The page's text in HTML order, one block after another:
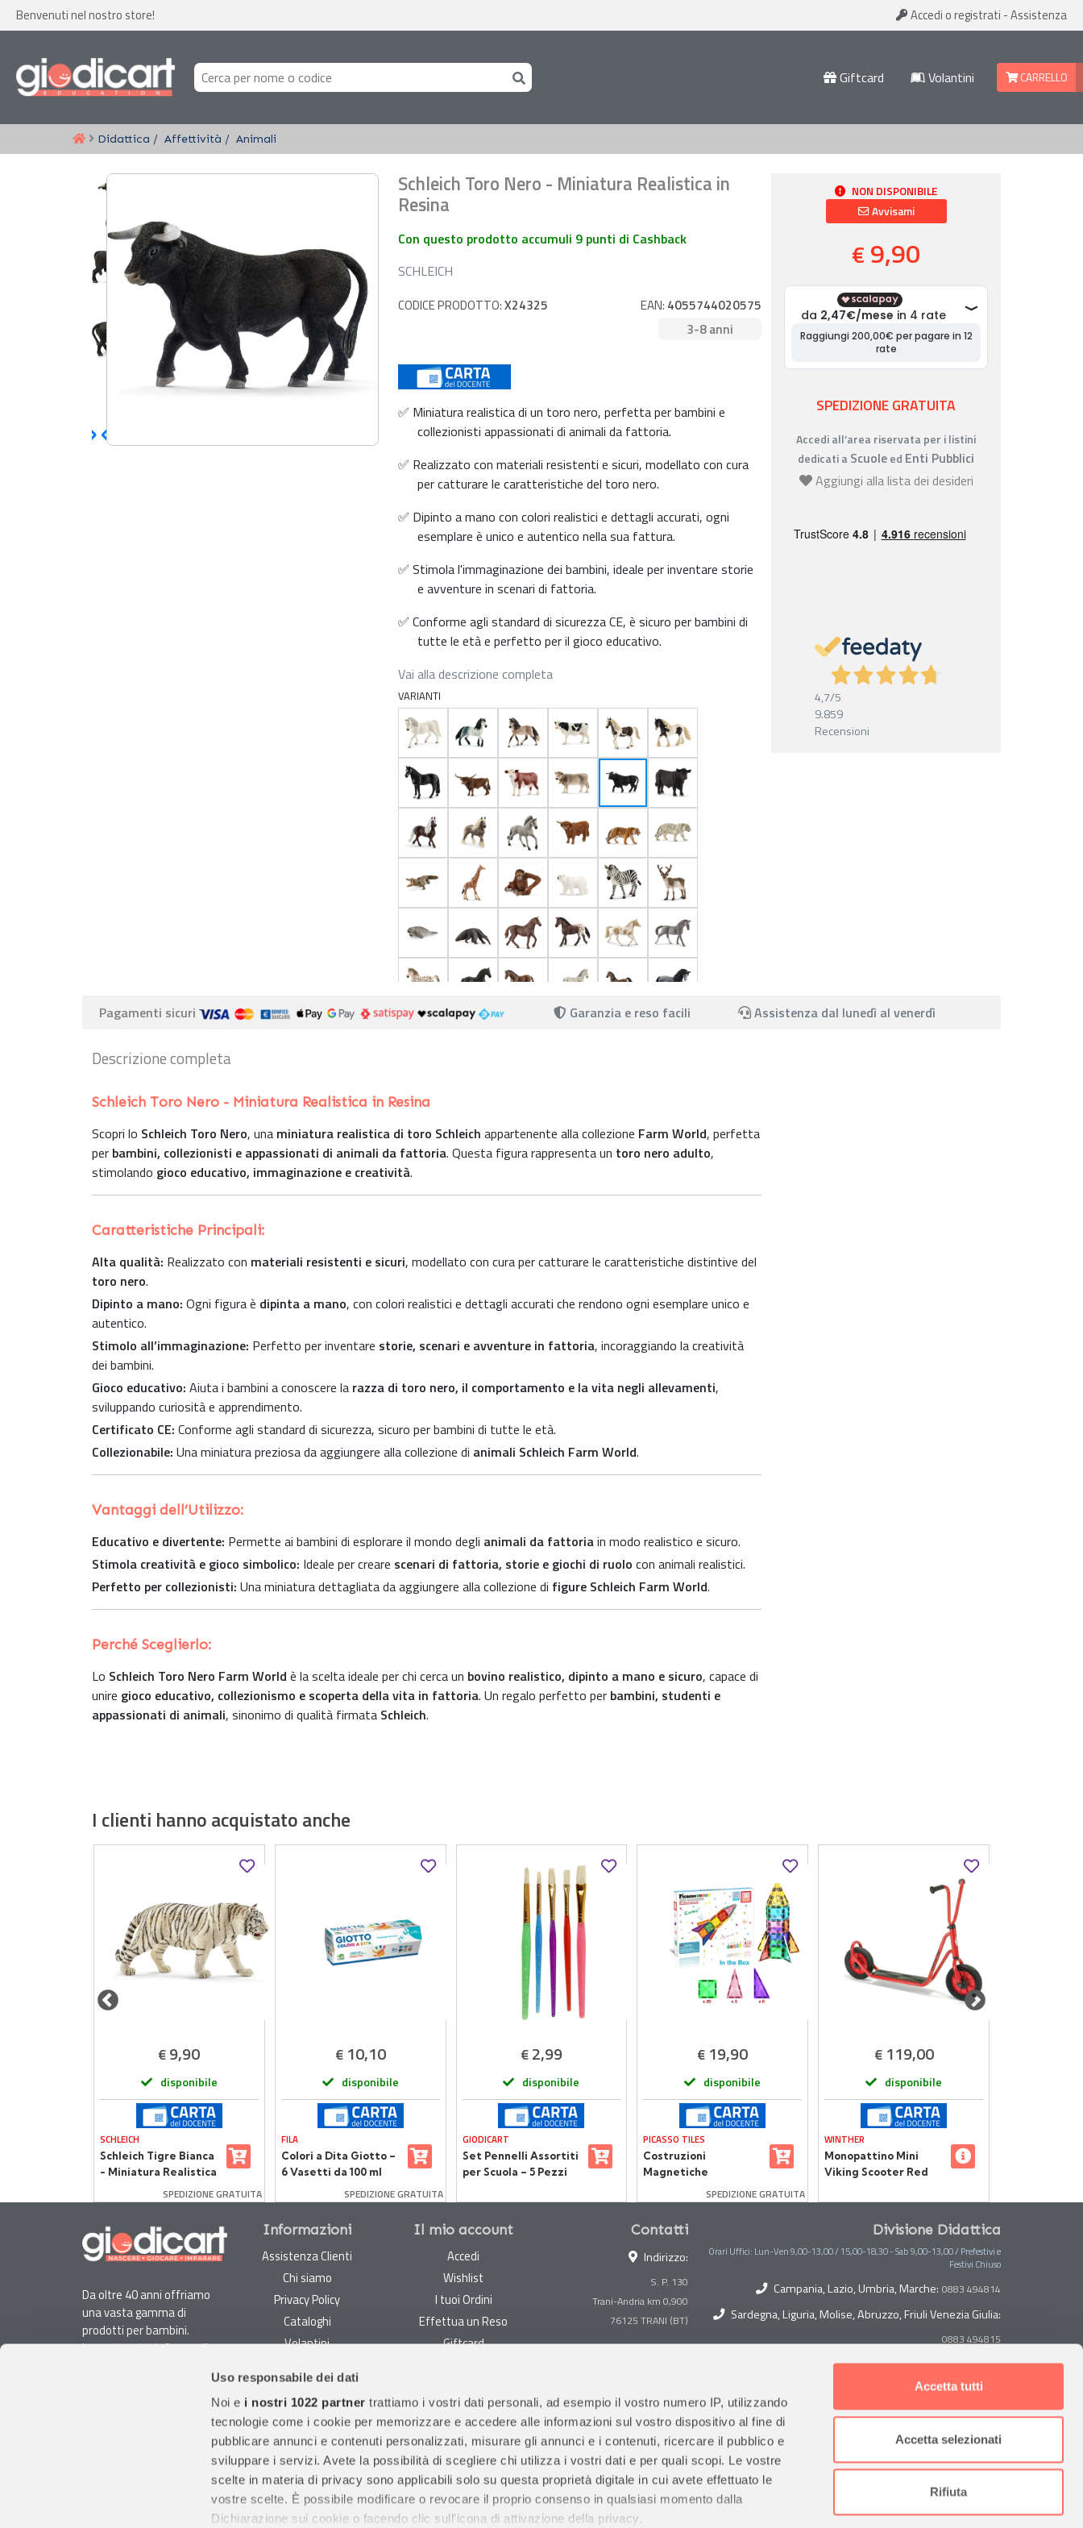
Uso responsabile dei dati
Noi e i nostri 1022 partner trattiamo i vostri dati personali, ad esempio il vostro numero IP, utilizzando
tecnologie come i cookie per memorizzare e accedere alle informazioni sul vostro dispositivo al fine di
pubblicare annunci e contenuti personalizzati, misurare gli annunci e i contenuti, ricercare il pubblico e
sviluppare i servizi. Avete la possibilità di scegliere chi utilizza i vostri dati e per quali scopi. Le vostre
scelte in materia di privacy sono applicabili solo su questa proprietà digitale in cui avete effettuato le
vostre scelte. È possibile modificare o revocare il proprio consenso in qualsiasi momento dalla
Dichiarazione sui cookie o facendo clic sull'icona di attivazione della privacy.
Accetta tutti
Accetta selezionati
Rifiuta
Benvenuti nel nostro store! Accedi o registrati -Assistenza
Giftcard Volantini CARRELLO
Didattica Affettività Animali
Schleich Toro Nero - Miniatura Realistica in
Resina
Con questo prodotto accumuli 9 punti di Cashback
SCHLEICH
CODICE PRODOTTO:X24325 EAN: 4055744020575
3-8 anni
✅ Miniatura realistica di un toro nero, perfetta per bambini e
collezionisti appassionati di animali da fattoria.
✅ Realizzato con materiali resistenti e sicuri, modellato con cura
per catturare le caratteristiche del toro nero.
✅ Dipinto a mano con colori realistici e dettagli accurati, ogni
esemplare è unico e autentico nella sua fattura.
✅ Stimola l'immaginazione dei bambini, ideale per inventare storie
e avventure in scenari di fattoria.
✅ Conforme agli standard di sicurezza CE, è sicuro per bambini di
tutte le età e perfetto per il gioco educativo.
Vai alla descrizione completa
VARIANTI
NON DISPONIBILE
Avvisami
€ 9,90
SPEDIZIONE GRATUITA
Accedi all’area riservata per i listini
dedicati a Scuoleed Enti Pubblici
Aggiungi alla lista dei desideri
4,7/5
9.859
Recensioni
Pagamenti sicuri Garanzia e reso facili Assistenza dal lunedì al venerdì
Descrizione completa
Schleich Toro Nero - Miniatura Realistica in Resina
Scopri lo Schleich Toro Nero, una miniatura realistica di toro Schleich appartenente alla collezione Farm World, perfetta
per bambini, collezionisti e appassionati di animali da fattoria. Questa figura rappresenta un toro nero adulto,
stimolando gioco educativo, immaginazione e creatività.
Caratteristiche Principali:
Alta qualità: Realizzato con materiali resistenti e sicuri, modellato con cura per catturare le caratteristiche distintive del
toro nero.
Dipinto a mano: Ogni figura è dipinta a mano, con colori realistici e dettagli accurati che rendono ogni esemplare unico e
autentico.
Stimolo all’immaginazione: Perfetto per inventare storie, scenari e avventure in fattoria, incoraggiando la creatività
dei bambini.
Gioco educativo: Aiuta i bambini a conoscere la razza di toro nero, il comportamento e la vita negli allevamenti,
sviluppando curiosità e apprendimento.
Certificato CE: Conforme agli standard di sicurezza, sicuro per bambini di tutte le età.
Collezionabile: Una miniatura preziosa da aggiungere alla collezione di animali Schleich Farm World.
Vantaggi dell’Utilizzo:
Educativo e divertente: Permette ai bambini di esplorare il mondo degli animali da fattoriain modo realistico e sicuro.
Stimola creatività e gioco simbolico: Ideale per creare scenari di fattoria, storie e giochi di ruolo con animali realistici.
Perfetto per collezionisti: Una miniatura dettagliata da aggiungere alla collezione di figure Schleich Farm World.
Perché Sceglierlo:
Lo Schleich Toro Nero Farm World è la scelta ideale per chi cerca un bovino realistico, dipinto a mano e sicuro, capace di
unire gioco educativo, collezionismo e scoperta della vita in fattoria. Un regalo perfetto per bambini, studenti e
appassionati di animali, sinonimo di qualità firmata Schleich.
I clienti hanno acquistato anche
€9,90
disponibile
SCHLEICH
Schleich Tigre Bianca
- Miniatura Realistica
SPEDIZIONE GRATUITA
€ 10,10
disponibile
FILA
Colori a Dita Giotto –
6 Vasetti da 100 ml
SPEDIZIONE GRATUITA
€2,99
disponibile
GIODICART
Set Pennelli Assortiti
per Scuola – 5 Pezzi
€ 19,90
disponibile
PICASSO TILES
Costruzioni
Magnetiche
Tiles 30 Piastrelle
SPEDIZIONE GRATUITA
€ 119,00
disponibile
WINTHER
Monopattino Mini
Viking Scooter Red
Da oltre 40 anni offriamo
una vasta gamma di
prodotti per bambini.
La nostra piattaforma di
ricerca di giocattoli, articoli
per l'infanzia, cancelleria e
soddisfare le esigenze dei
Informazioni
Assistenza Clienti
Chi siamo
Privacy Policy
Cataloghi
Volantini
DURC e Tracciabilità
Rilevazione Misure
Radiatori
Il mio account
Accedi
Wishlist
I tuoi Ordini
Effettua un Reso
Giftcard
Garanzie
Condizioni di vendita
Spedizioni e Resi
Pagamenti sicuri
Contatti
Indirizzo:
S. P. 130
Trani-Andria km 0,900
Prima Infanzia: 0883
494858
Orari di apertura al pubblico
Divisione Didattica
Orari Uffici: Lun-Ven 9,00-13,00 / 15,00-18,30 - Sab 9,00-13,00 / Prefestivi e
Festivi Chiuso
Campania, Lazio, Umbria, Marche: 0883 494814
Sardegna, Liguria, Molise, Abruzzo, Friuli Venezia Giulia:
0883 494815
Toscana, Lombardia, Piemonte, Veneto, Trentino Alto
Sicilia, Puglia, Calabria, Basilicata, Valle D'Aosta:
0883 494884 Emilia Romagna: 0883 494813
Contabilità
0883 494820 0883 494822